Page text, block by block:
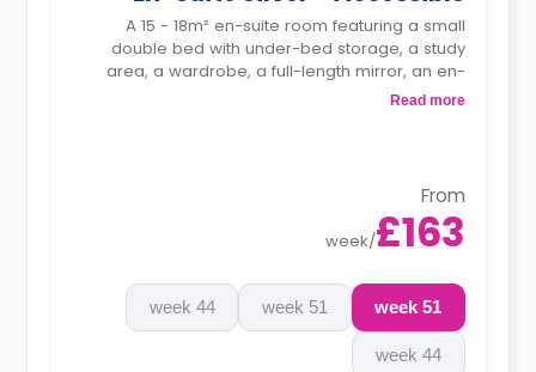
A 15 - 18m² en-suite room featuring a small
double bed with under-bed storage, a study
area, a wardrobe, a full-length mirror, an en-
suite bathroom, a shared living, and a shared
Read more
From
£163
/
week
51 week
51 week
44 week
44 week